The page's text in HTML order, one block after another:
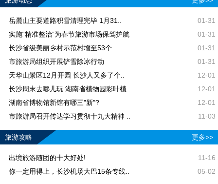
岳麓山主要道路积雪清理完毕 1月31..
01-31
实施“精准整治”为春节旅游市场保驾护航
01-31
长沙省级美丽乡村示范村增至53个
01-31
市旅游局组织开展铲雪除冰行动
01-31
天华山景区12月开园 长沙人又多了个..
12-01
长沙周末去哪儿玩 湖南省植物园彩叶植..
12-01
湖南省博物馆新馆有哪三"新"?
12-01
市旅游局召开传达学习贯彻十九大精神 ..
11-03
旅游攻略 更多>>
出境旅游随团的十大好处!
11-16
你一定用得上，长沙机场大巴15条专线..
05-02